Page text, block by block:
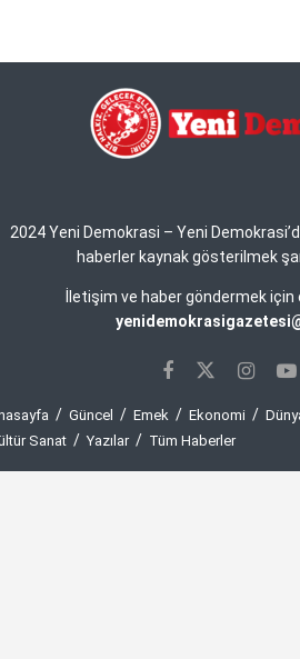
2024 Yeni Demokrasi – Yeni
haberler kaynak gösterilmek
İletişim ve haber göndermek
Güncel Emek Ekonomi
Sanat
Yazılar Tüm Haberler